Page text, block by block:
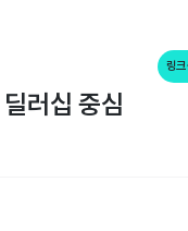
링
러십 중심